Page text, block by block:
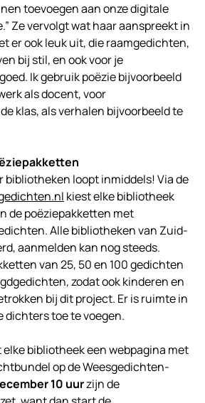
toevoegen aan onze digitale
Ze vervolgt wat haar aanspreekt in
er ook leuk uit, die raamgedichten,
bij stil, en ook voor je
Ik gebruik poëzie bijvoorbeeld
als docent, voor
klas, als verhalen bijvoorbeeld te
bibliotheken loopt inmiddels! Via de
kiest elke bibliotheek
de poëziepakketten met
Alle bibliotheken van Zuid-
aanmelden kan nog steeds.
van 25, 50 en 100 gedichten
zodat ook kinderen en
bij dit project. Er is ruimte in
dichters toe te voegen.
bibliotheek een webpagina met
op de Weesgedichten-
10 uurzijn de